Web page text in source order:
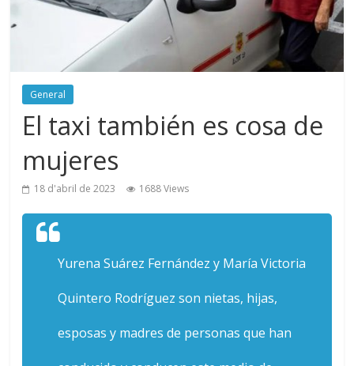
General
El taxi también es cosa de
mujeres
18 d'abril de 2023 1688 Views
Yurena Suárez Fernández y María Victoria
Quintero Rodríguez son nietas, hijas,
esposas y madres de personas que han